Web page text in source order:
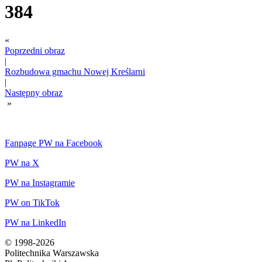
384
«
Poprzedni obraz
|
Rozbudowa gmachu Nowej Kreślarni
|
Następny obraz
»
Fanpage PW na Facebook
PW na X
PW na Instagramie
PW on TikTok
PW na LinkedIn
© 1998-2026
Politechnika Warszawska